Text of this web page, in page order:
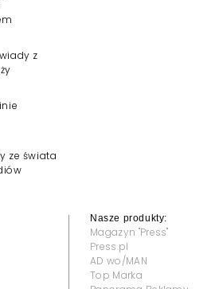
z
ze świata
Nasze produkty:
Magazyn "Press"
Press.pl
AD wo/MAN
Top Marka